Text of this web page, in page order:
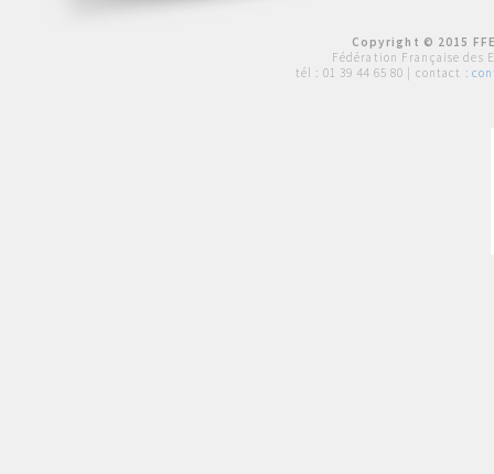
Copyright © 2015
Fédération Française des
tél : 01 39 44 65 80 | contact :